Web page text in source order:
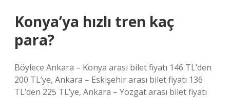
Konya’ya hızlı tren kaç
para?
Böylece Ankara – Konya arası bilet fiyatı 146 TL’den
200 TL’ye, Ankara – Eskişehir arası bilet fiyatı 136
TL’den 225 TL’ye, Ankara – Yozgat arası bilet fiyatı